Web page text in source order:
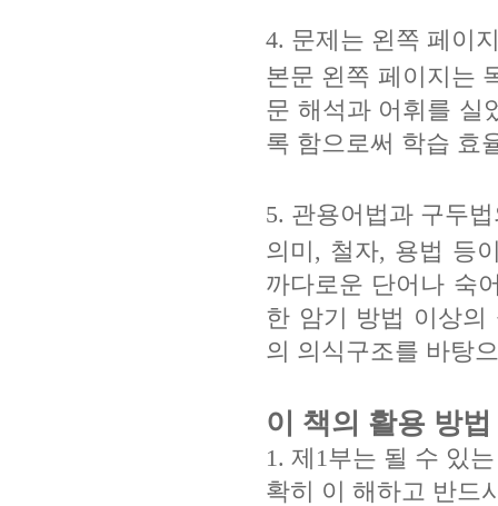
4. 문제는 왼쪽 페이
본문 왼쪽 페이지는
문 해석과 어휘를 실
록 함으로써 학습 효
5. 관용어법과 구두
의미 , 철자, 용법 등
까다로운 단어나 숙
한 암기 방법 이상의
의 의식구조를 바탕
이 책의 활용 방법
1.제 1부는 될 수 있
확히 이 해하고 반드